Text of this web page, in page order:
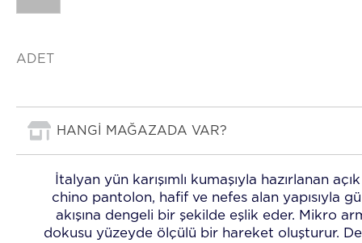
ADET
HANGİ MAĞAZADA VAR?
İtalyan yün karışımlı kumaşıyla hazırlanan
chino pantolon, hafif ve nefes alan yapısıyla
akışına dengeli bir şekilde eşlik eder. Mikro
dokusu yüzeyde ölçülü bir hareket oluşturur.